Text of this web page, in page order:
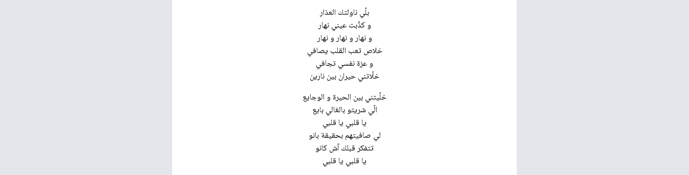
بلّي ناولتك العذار
و كذّبت عيني نهار
و نهار و نهار و نهار
خلاص تعب القلب يصافي
و عزة نفسي تجافي
خلّاتني حيران بين نارين
خلّيتني بين الحيرة و الوجايع
الّي شريتو بالغالي بايع
يا قلبي يا قلبي
لي صافيتهم بحقيقة بانو
تتفكر قبلك آش كانو
يا قلبي يا قلبي